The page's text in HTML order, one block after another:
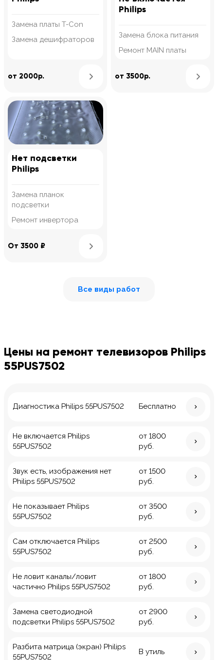
Замена платы T-Con
Замена дешифраторов
от 2000р. Узнать подробнее
Philips
Замена блока питания
Ремонт MAIN платы
от 3500р.
Нет подсветки
Philips
Замена планок
подсветки
Ремонт инвертора
От 3500 ₽
Все виды работ
Цены на ремонт телевизоров Philips
55PUS7502
Диагностика Philips 55PUS7502 Бесплатно
Не включается Philips
55PUS7502
от 1800
руб.
Звук есть, изображения нет
Philips 55PUS7502
от 1500
руб.
Не показывает Philips
55PUS7502
от 3500
руб.
Сам отключается Philips
55PUS7502
от 2500
руб.
Не ловит каналы/ловит
частично Philips 55PUS7502
от 1800
руб.
Замена светодиодной
подсветки Philips 55PUS7502
от 2900
руб.
Разбита матрица (экран) Philips
55PUS7502
В утиль